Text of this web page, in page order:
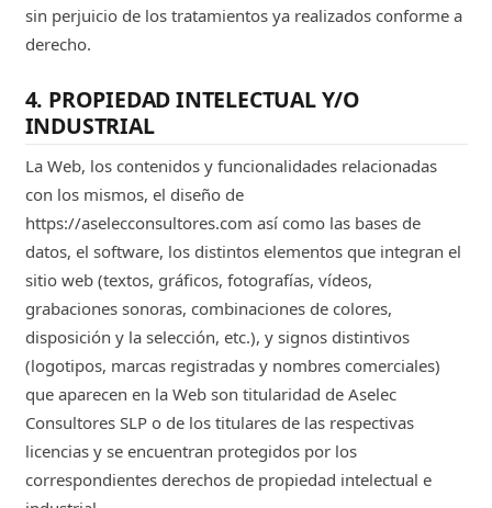
sin perjuicio de los tratamientos ya realizados conforme a
derecho.
4. PROPIEDAD INTELECTUAL Y/O
INDUSTRIAL
La Web, los contenidos y funcionalidades relacionadas
con los mismos, el diseño de
https://aselecconsultores.com así como las bases de
datos, el software, los distintos elementos que integran el
sitio web (textos, gráficos, fotografías, vídeos,
grabaciones sonoras, combinaciones de colores,
disposición y la selección, etc.), y signos distintivos
(logotipos, marcas registradas y nombres comerciales)
que aparecen en la Web son titularidad de Aselec
Consultores SLP o de los titulares de las respectivas
licencias y se encuentran protegidos por los
correspondientes derechos de propiedad intelectual e